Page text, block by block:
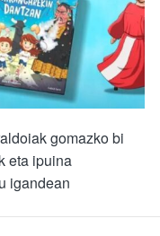
gomazko bi
eta ipuina
igandean